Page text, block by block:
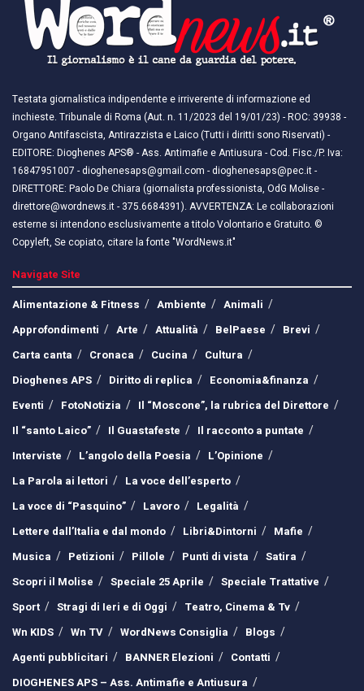
Testata giornalistica indipendente e irriverente di informazione ed
inchieste. Tribunale di Roma (Aut. n. 11/2023 del 19/01/23) - ROC: 39938 -
Organo Antifascista, Antirazzista e Laico (Tutti i diritti sono Riservati) -
EDITORE: Dioghenes APS® - Ass. Antimafie e Antiusura - Cod. Fisc./P. Iva:
16847951007 - dioghenesaps@gmail.com - dioghenesaps@pec.it - ​​
DIRETTORE: Paolo De Chiara (giornalista professionista, OdG Molise -
direttore@wordnews.it - ​​375.6684391). AVVERTENZA: Le collaborazioni
esterne si intendono esclusivamente a titolo Volontario e Gratuito. ©
Copyleft, Se copiato, citare la fonte "WordNews.it"
Navigate Site
Alimentazione & Fitness
Ambiente
Animali
Approfondimenti
Arte Attualità BelPaese
Brevi
Carta canta
Cronaca Cucina
Cultura
Dioghenes APS
Diritto di replica
Economia&finanza
Eventi
FotoNotizia
Il “Moscone”, la rubrica del Direttore
Il “santo Laico”
Il Guastafeste
Il racconto a puntate
Interviste
L’angolo della Poesia
L’Opinione
La Parola ai lettori
La voce dell’esperto
La voce di “Pasquino”
Lavoro
Legalità
Lettere dall’Italia e dal mondo
Libri&Dintorni
Mafie
Musica
Petizioni Pillole Punti di vista
Satira
Scopri il Molise
Speciale 25 Aprile
Speciale Trattative
Sport
Stragi di Ieri e di Oggi
Teatro, Cinema & Tv
Wn KIDS
Wn TV WordNews Consiglia
Blogs
Agenti pubblicitari
BANNER Elezioni
Contatti
DIOGHENES APS – Ass. Antimafie e Antiusura